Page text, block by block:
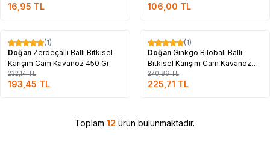
16,95 TL 106,00 TL
%17
(1)
Doğan Zerdeçallı Ballı Bitkisel
Karışım Cam Kavanoz 450 Gr
232,14TL
193,45 TL
%17
(1)
Doğan Ginkgo Bilobalı Ballı
Bitkisel Karışım Cam Kavanoz
450 Gr
270,86TL
225,71 TL
Toplam12 ürün bulunmaktadır.